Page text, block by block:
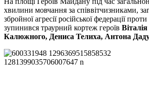
хвилини мовчання за співвітчизниками,
збройної агресії російської федерації
зупинився траурний кортеж героїв
Калюжного, Дениса Телиха, Антона